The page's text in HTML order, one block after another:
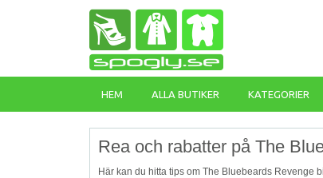
HEM ALLA BUTIKER KATEGORIER
Rea och rabatter på The
Här kan du hitta tips om The Bluebeards Revenge